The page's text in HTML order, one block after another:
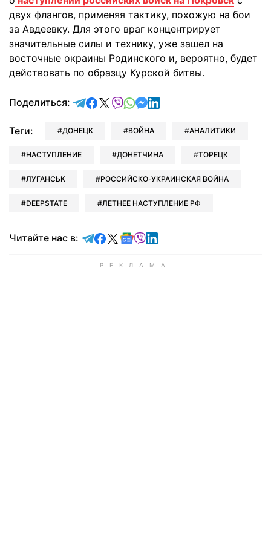
двух флангов, применяя тактику, похожую на бои
за Авдеевку. Для этого враг концентрирует
значительные силы и технику, уже зашел на
восточные окраины Родинского и, вероятно, будет
действовать по образцу Курской битвы.
Поделиться: отправить в Telegram
поделиться в Facebook
поделиться в X
отправить в Viber
отправить в Whatsapp
отправить в Messenger
отправить в LinkedIn
Теги: ДОНЕЦК ВОЙНА АНАЛИТИКИ
НАСТУПЛЕНИЕ ДОНЕТЧИНА ТОРЕЦК
ЛУГАНСЬК РОССИЙСКО-УКРАИНСКАЯ ВОЙНА
DEEPSTATE ЛЕТНЕЕ НАСТУПЛЕНИЕ РФ
Читайте нас в: Читайте в Telegram
Читайте в Facebook
Читайте в X
Читайте в Google news
Читайте в Viber
Читайте в LinkedIn